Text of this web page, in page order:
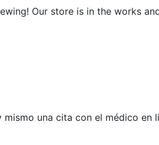
Our store is in the works
una cita con el médico en